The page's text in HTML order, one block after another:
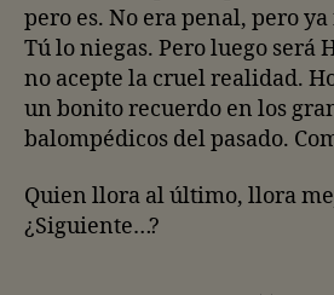
pero es. No era penal, pero
Tú lo niegas. Pero luego será
no acepte la cruel realidad.
un bonito recuerdo en los
balompédicos del pasado.
Quien llora al último, llora
¿Siguiente…?